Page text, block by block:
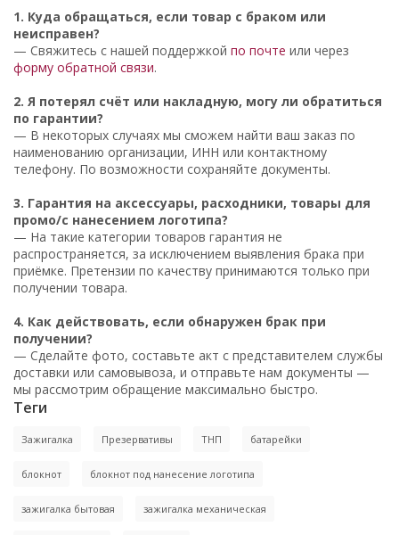
1. Куда обращаться, если товар с браком или
неисправен?
— Свяжитесь с нашей поддержкой по почте или через
форму обратной связи.
2. Я потерял счёт или накладную, могу ли обратиться
по гарантии?
— В некоторых случаях мы сможем найти ваш заказ по
наименованию организации, ИНН или контактному
телефону. По возможности сохраняйте документы.
3. Гарантия на аксессуары, расходники, товары для
промо/с нанесением логотипа?
— На такие категории товаров гарантия не
распространяется, за исключением выявления брака при
приёмке. Претензии по качеству принимаются только при
получении товара.
4. Как действовать, если обнаружен брак при
получении?
— Сделайте фото, составьте акт с представителем службы
доставки или самовывоза, и отправьте нам документы —
мы рассмотрим обращение максимально быстро.
Теги
Зажигалка Презервативы ТНП батарейки
блокнот блокнот под нанесение логотипа
зажигалка бытовая зажигалка механическая